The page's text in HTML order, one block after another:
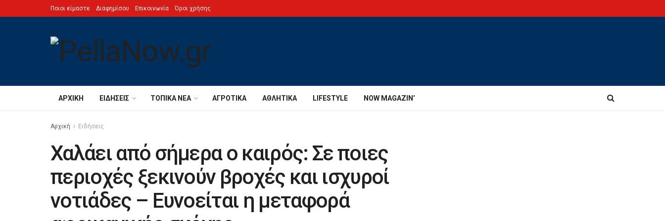
Ποιοι είμαστε Διαφημίσου Επικοινωνία Όροι χρήσης
ΑΡΧΙΚΉ ΕΙΔΉΣΕΙΣ ΤΟΠΙΚΆ ΝΈΑ ΑΓΡΟΤΙΚΆ ΑΘΛΗΤΙΚΆ LIFESTYLE NOW MAGAZIN’
Αρχική Ειδήσεις
Χαλάει από σήμερα ο καιρός: Σε ποιες
περιοχές ξεκινούν βροχές και ισχυροί
νοτιάδες – Ευνοείται η μεταφορά